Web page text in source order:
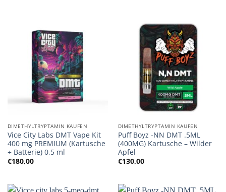
DIMETHYLTRYPTAMIN KAUFEN
Vice City Labs DMT Vape Kit
400 mg PREMIUM (Kartusche
+ Batterie) 0,5 ml
€180,00
DIMETHYLTRYPTAMIN KAUFEN
Puff Boyz -NN DMT .5ML
(400MG) Kartusche – Wilder
Apfel
€130,00